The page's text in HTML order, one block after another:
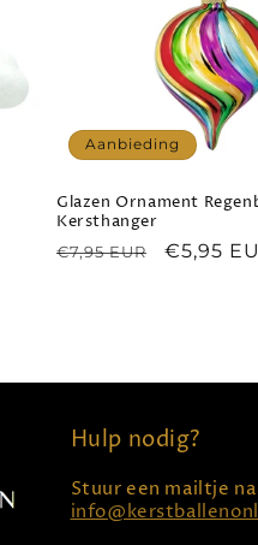
Aanbieding
Glazen Ornament
Kersthanger
Normale
€7,95 EUR €5,95
Hulp nodig?
Stuur een mailtje